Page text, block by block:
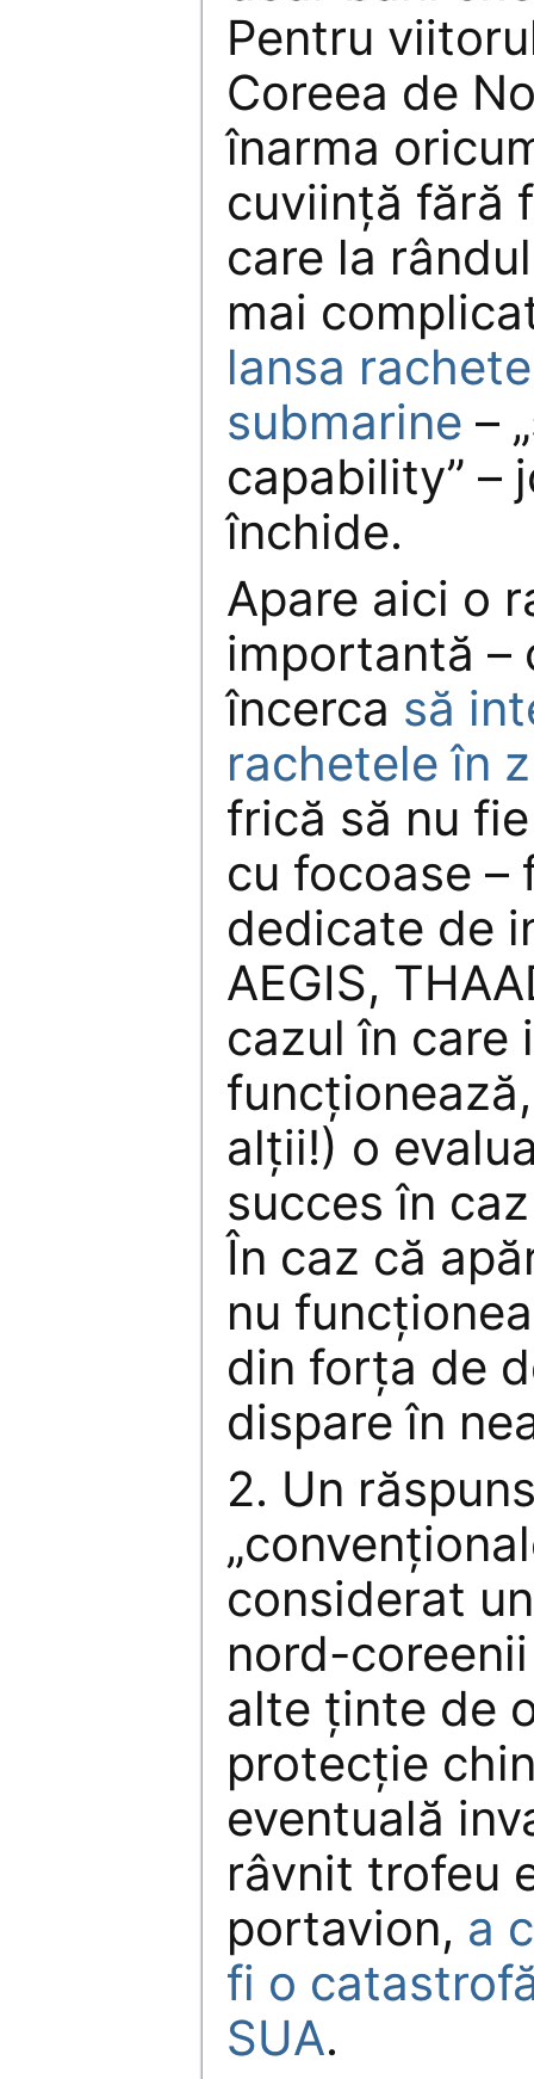
Pentru
Coreea de
înarma
cuviință fără
care la
mai
lansa
submarine –
capability” –
închide.
Apare aici o
importantă –
încerca să
rachetele în
frică să nu
cu focoase –
dedicate de
AEGIS,
cazul în care
alții!) o
succes în
În caz că
nu
din forța de
dispare în
2. Un
considerat
nord-
alte ținte de
protecție
eventuală
râvnit trofeu
portavion, a
fi o
SUA.